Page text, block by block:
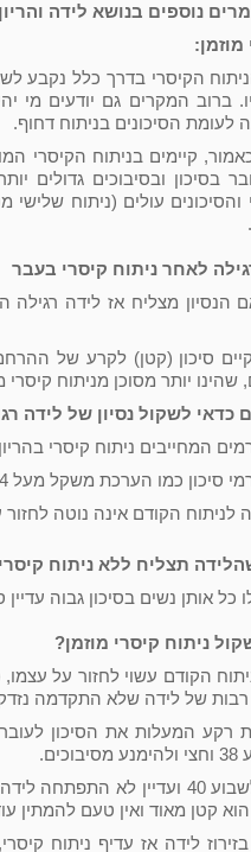
נוספים בנושא לידה
מוזמן:
ברוב המקרים גם יודעים מי
לעומת הסיכונים בניתוח דחוף.
קיימים בניתוח הקיסרי
בסיכון ובסיבוכים גדולים
עולים (ניתוח שלישי
לאחר ניתוח קיסרי בעבר
הנסיון מצליח אז לידה רגילה
סיכון (קטן) לקרע של
שהינו יותר מסוכן מניתוח קיסרי
כדאי לשקול נסיון של לידה
המחייבים ניתוח קיסרי
סיכון כמו הערכת משקל מעל 4 קג'
לניתוח הקודם אינה נוטה
תצליח ללא ניתוח
נשים בסיכון גבוה עדיין סיכוי ההצלחה
ניתוח קיסרי מוזמן?
של לידה שלא התקדמה
רקע המעלות את הסיכון
אם מגיעים לשבוע 40 ועדיין
קטן מאוד ואין טעם להמתין
לידה אז עדיף ניתוח